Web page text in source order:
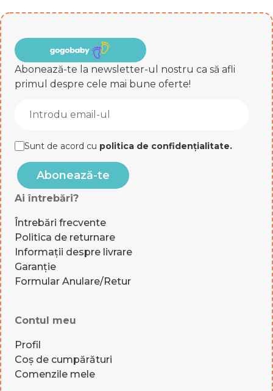
Abonează-te la newsletter-ul nostru ca să afli
primul despre cele mai bune oferte!
Sunt de acord cu politica de confidențialitate.
Abonează-te
Ai întrebări?
Întrebări frecvente
Politica de returnare
Informații despre livrare
Garanție
Formular Anulare/Retur
Contul meu
Profil
Coș de cumpărături
Comenzile mele